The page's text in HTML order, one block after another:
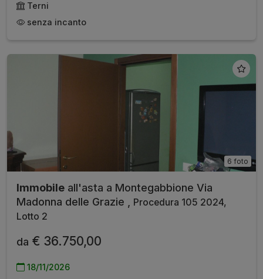
Terni
senza incanto
6 foto
Immobile all'asta a Montegabbione Via
Madonna delle Grazie ,
Procedura 105 2024,
Lotto 2
da € 36.750,00
18/11/2026